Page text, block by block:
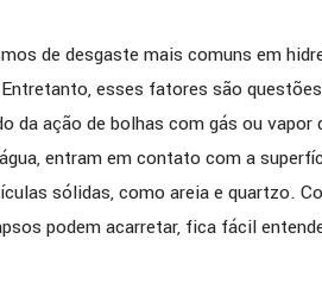
de desgaste mais comuns em
esses fatores são
da ação de bolhas com gás ou vapor
entram em contato com a
sólidas, como areia e quartzo.
podem acarretar, fica fácil